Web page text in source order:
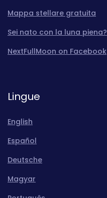
Mappa stellare gratuita
Sei nato con la luna piena?
NextFullMoon on Facebook
Lingue
English
Español
Deutsche
Magyar